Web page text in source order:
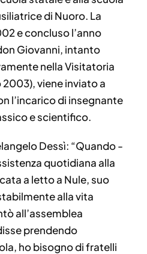
di Nuoro. La
e concluso l’anno
Giovanni, intanto
nella Visitatoria
2003), viene inviato a
l’incarico di insegnante
e scientifico.
Dessì: “Quando -
quotidiana alla
a letto a Nule, suo
alla vita
all’assemblea
prendendo
ho bisogno di fratelli